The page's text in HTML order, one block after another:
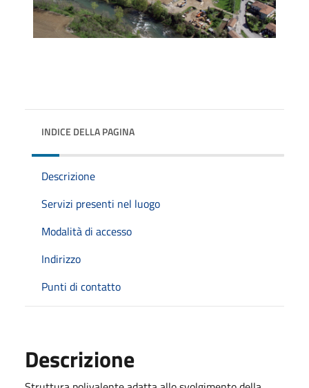
INDICE DELLA PAGINA
Descrizione
Servizi presenti nel luogo
Modalità di accesso
Indirizzo
Punti di contatto
Descrizione